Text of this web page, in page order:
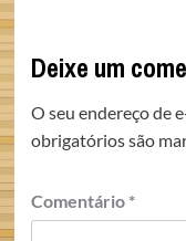
Deixe um
O seu endereço de
obrigatórios são
Comentário *